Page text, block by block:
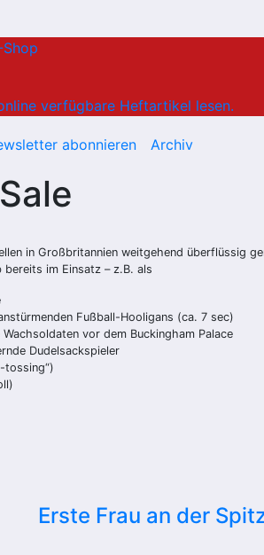
verfügbare Heftartikel lesen.
abonnieren Archiv
in Großbritannien weitgehend überflüssig
bereits im Einsatz – z.B. als
Fußball-Hooligans (ca. 7 sec)
vor dem Buckingham Palace
Dudelsackspieler
tossing“)
Erste Frau an der